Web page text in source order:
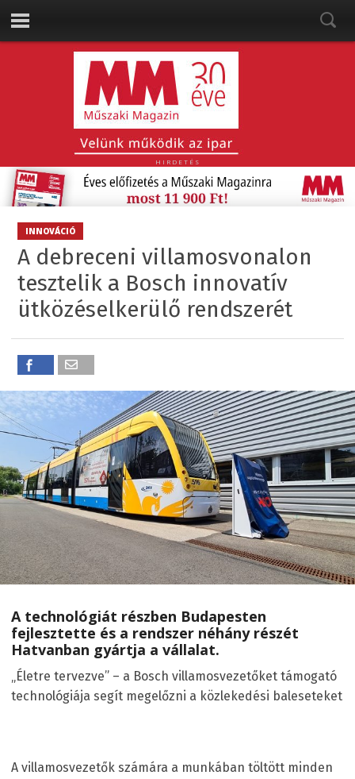
HIRDETÉS
INNOVÁCIÓ
A debreceni villamosvonalon
tesztelik a Bosch innovatív
ütközéselkerülő rendszerét
A technológiát részben Budapesten
fejlesztette és a rendszer néhány részét
Hatvanban gyártja a vállalat.
„Életre tervezve” – a Bosch villamosvezetőket támogató
technológiája segít megelőzni a közlekedési baleseteket
A villamosvezetők számára a munkában töltött minden